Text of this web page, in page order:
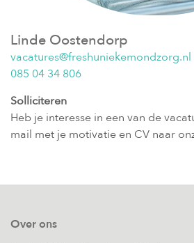
Linde Oostendorp
vacatures@freshuniekemondzorg.nl
085 04 34 806
Solliciteren
Heb je interesse in een van de
mail met je motivatie en CV naar
Over ons